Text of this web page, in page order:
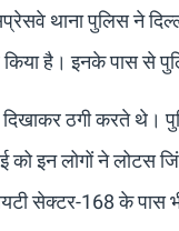
थाना पुलिस ने
किया है। इनके पास
दिखाकर ठगी करते थे।
को इन लोगों ने लोटस
सेक्टर-168 के पास